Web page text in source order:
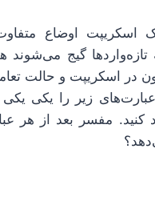
اسکریپت اوضاع
تازه‌واردها گیج می‌شوند
در اسکریپت و حالت
۱: عبارت‌های زیر را یکی
کنید. مفسر بعد از هر